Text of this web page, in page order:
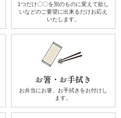
1つだけ〇〇を別のものに変えて欲し
いなどのご要望に出来るだけお応え
いたします。
お箸・お手拭き
お弁当にお箸、お手拭きをお付けし
ます。